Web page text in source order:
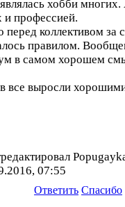
хобби
и профессией.
перед коллективом за
правилом.
в самом хорошем
все выросли
07:55
Ответить Спасибо